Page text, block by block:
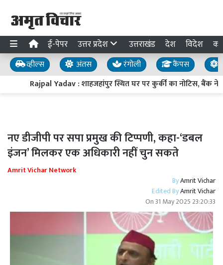
ई-पेपर उत्तर प्रदेश उत्तराखंड देश विदेश
व्हील्स अंतस रंगोली कैंपस
Rajpal Yadav : शाहजहांपुर स्थित घर पर कुर्की का नोटिस, बैंक ने
नए डीजीपी पर सपा प्रमुख की टिप्पणी, कहा-‘डबल
इंजन’ मिलकर एक अधिकारी नहीं चुन सकते
Amrit Vichar Network
ByAmrit Vichar
Edited ByAmrit Vichar
On31 May 2025 23:20:33